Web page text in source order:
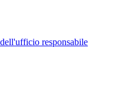
responsabile